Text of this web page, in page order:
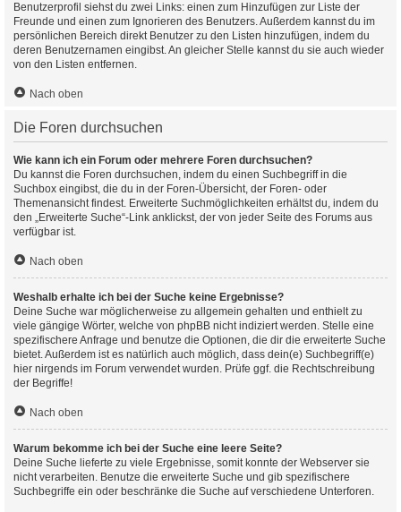
Benutzerprofil siehst du zwei Links: einen zum Hinzufügen zur Liste der
Freunde und einen zum Ignorieren des Benutzers. Außerdem kannst du im
persönlichen Bereich direkt Benutzer zu den Listen hinzufügen, indem du
deren Benutzernamen eingibst. An gleicher Stelle kannst du sie auch wieder
von den Listen entfernen.
Nach oben
Die Foren durchsuchen
Wie kann ich ein Forum oder mehrere Foren durchsuchen?
Du kannst die Foren durchsuchen, indem du einen Suchbegriff in die
Suchbox eingibst, die du in der Foren-Übersicht, der Foren- oder
Themenansicht findest. Erweiterte Suchmöglichkeiten erhältst du, indem du
den „Erweiterte Suche“-Link anklickst, der von jeder Seite des Forums aus
verfügbar ist.
Nach oben
Weshalb erhalte ich bei der Suche keine Ergebnisse?
Deine Suche war möglicherweise zu allgemein gehalten und enthielt zu
viele gängige Wörter, welche von phpBB nicht indiziert werden. Stelle eine
spezifischere Anfrage und benutze die Optionen, die dir die erweiterte Suche
bietet. Außerdem ist es natürlich auch möglich, dass dein(e) Suchbegriff(e)
hier nirgends im Forum verwendet wurden. Prüfe ggf. die Rechtschreibung
der Begriffe!
Nach oben
Warum bekomme ich bei der Suche eine leere Seite?
Deine Suche lieferte zu viele Ergebnisse, somit konnte der Webserver sie
nicht verarbeiten. Benutze die erweiterte Suche und gib spezifischere
Suchbegriffe ein oder beschränke die Suche auf verschiedene Unterforen.